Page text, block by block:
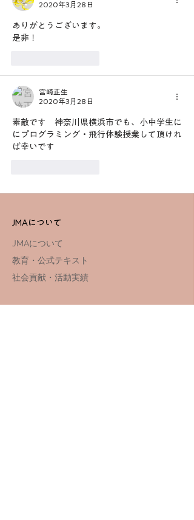
2020年3月28日
ありがとうございます。
是非！
宮崎正生
2020年3月28日
素敵です　神奈川県横浜市でも、小中学生に
にプログラミング・飛行体験授業して頂けれ
ば幸いです
JMAについて
JMAについて
教育・公式テキスト
社会貢献・活動実績